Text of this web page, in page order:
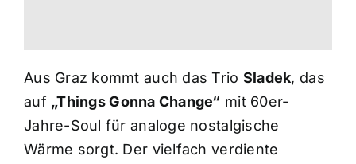
Aus Graz kommt auch das Trio Sladek, das
auf „Things Gonna Change“ mit 60er-
Jahre-Soul für analoge nostalgische
Wärme sorgt. Der vielfach verdiente